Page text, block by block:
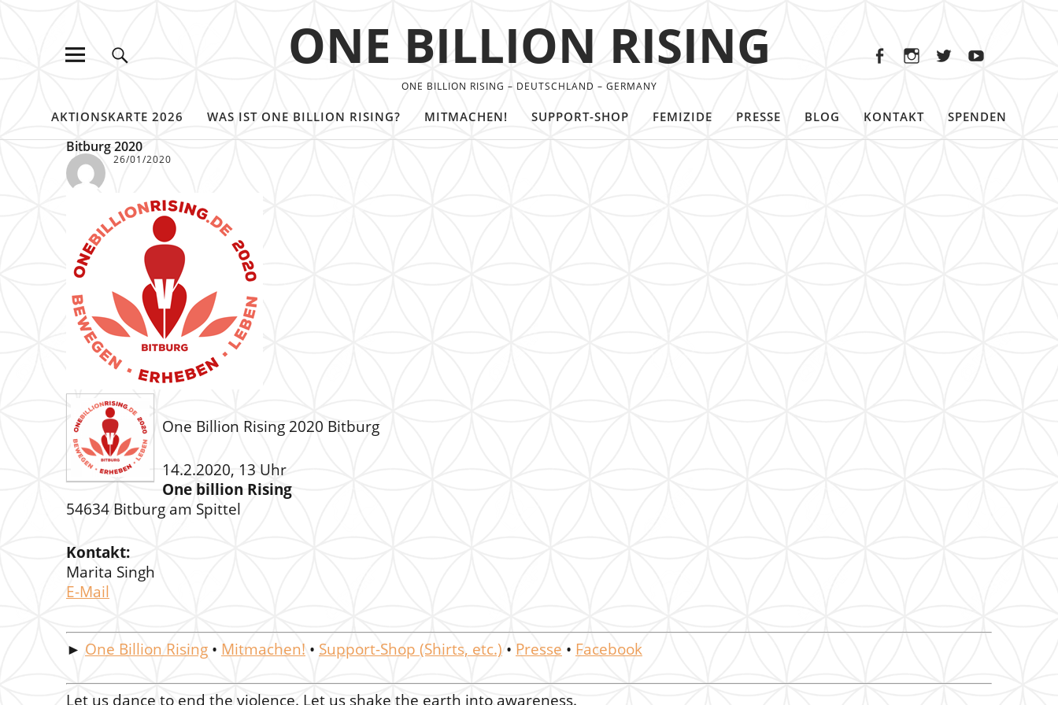
ONE BILLION RISING
ONE BILLION RISING – DEUTSCHLAND – GERMANY
AKTIONSKARTE 2026 WAS IST ONE BILLION RISING? MITMACHEN! SUPPORT-SHOP FEMIZIDE PRESSE BLOG KONTAKT SPENDEN
Bitburg 2020
26/01/2020
One Billion Rising 2020 Bitburg
14.2.2020, 13 Uhr
One billion Rising
54634 Bitburg am Spittel
Kontakt:
Marita Singh
E-Mail
► One Billion Rising • Mitmachen! • Support-Shop (Shirts, etc.) • Presse • Facebook
Let us dance to end the violence. Let us shake the earth into awareness.